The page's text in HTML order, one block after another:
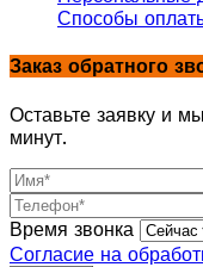
Способы
Заказ обратного
Оставьте заявку и
минут.
Время звонка
Согласие на